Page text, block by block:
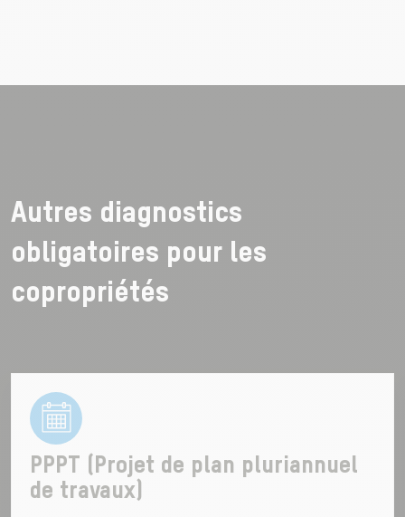
Autres diagnostics
obligatoires pour les
copropriétés
PPPT (Projet de plan pluriannuel
de travaux)